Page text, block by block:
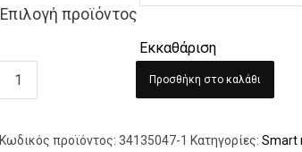
Επιλογή προϊόντος
Εκκαθάριση
Προσθήκη στο καλάθι
Κωδικός προϊόντος: 34135047-1 Κατηγορίες: Smart